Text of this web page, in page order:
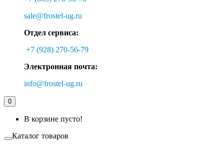
sale@frostel-ug.ru
Отдел сервиса:
+7 (928) 270-56-79
Электронная почта:
info@frostel-ug.ru
0
В корзине пусто!
Каталог товаров